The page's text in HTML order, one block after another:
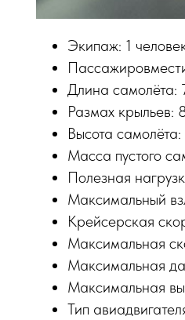
Экипаж: 1
Длина самолёта:
Размах крыльев:
Высота
Масса пустого
Полезная
Максимальный
Крейсерская
Максимальная
Максимальная
Максимальная
Тип